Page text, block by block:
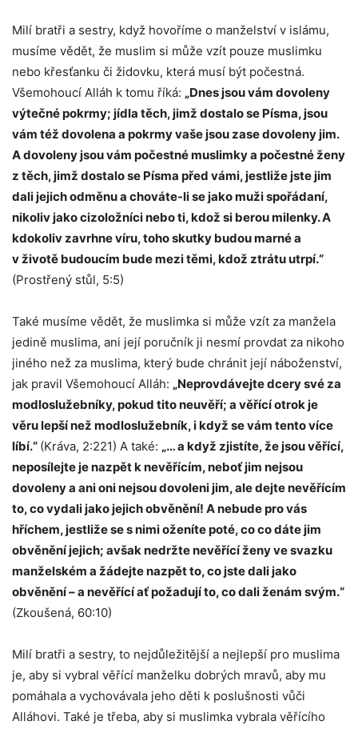
Milí bratři a sestry, když hovoříme o manželství v islámu,
musíme vědět, že muslim si může vzít pouze muslimku
nebo křesťanku či židovku, která musí být počestná.
Všemohoucí Alláh k tomu říká: „Dnes jsou vám dovoleny
výtečné pokrmy; jídla těch, jimž dostalo se Písma, jsou
vám též dovolena a pokrmy vaše jsou zase dovoleny jim.
A dovoleny jsou vám počestné muslimky a počestné ženy
z těch, jimž dostalo se Písma před vámi, jestliže jste jim
dali jejich odměnu a chováte-li se jako muži spořádaní,
nikoliv jako cizoložníci nebo ti, kdož si berou milenky. A
kdokoliv zavrhne víru, toho skutky budou marné a
v životě budoucím bude mezi těmi, kdož ztrátu utrpí.“
(Prostřený stůl, 5:5)
Také musíme vědět, že muslimka si může vzít za manžela
jedině muslima, ani její poručník ji nesmí provdat za nikoho
jiného než za muslima, který bude chránit její náboženství,
jak pravil Všemohoucí Alláh: „Neprovdávejte dcery své za
modloslužebníky, pokud tito neuvěří; a věřící otrok je
věru lepší než modloslužebník, i když se vám tento více
líbí.“ (Kráva, 2:221) A také: „… a když zjistíte, že jsou věřící,
neposílejte je nazpět k nevěřícím, neboť jim nejsou
dovoleny a ani oni nejsou dovoleni jim, ale dejte nevěřícím
to, co vydali jako jejich obvěnění! A nebude pro vás
hříchem, jestliže se s nimi oženíte poté, co co dáte jim
obvěnění jejich; avšak nedržte nevěřící ženy ve svazku
manželském a žádejte nazpět to, co jste dali jako
obvěnění – a nevěřící ať požadují to, co dali ženám svým.“
(Zkoušená, 60:10)
Milí bratři a sestry, to nejdůležitější a nejlepší pro muslima
je, aby si vybral věřící manželku dobrých mravů, aby mu
pomáhala a vychovávala jeho děti k poslušnosti vůči
Alláhovi. Také je třeba, aby si muslimka vybrala věřícího